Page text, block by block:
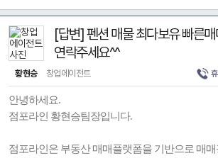
[답변] 펜션 매물 최다보유 빠른
연락주세요^^
황현승 창업에이전트
안녕하세요.
점포라인 황현승팀장입니다.
점포라인은 부동산 매매플랫폼을 기반으로 매매